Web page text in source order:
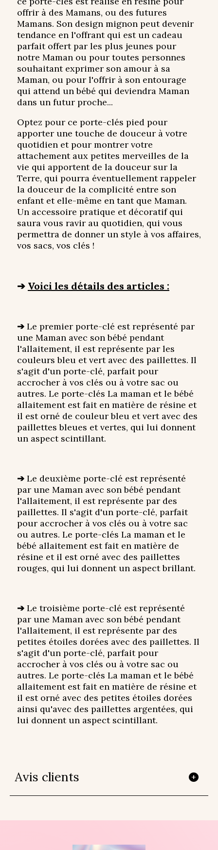
offrir à des Mamans, ou des futures
Mamans. Son design mignon peut devenir
tendance en l'offrant qui est un cadeau
parfait offert par les plus jeunes pour
notre Maman ou pour toutes personnes
souhaitant exprimer son amour à sa
Maman, ou pour l'offrir à son entourage
qui attend un bébé qui deviendra Maman
dans un futur proche...
Optez pour ce porte-clés pied pour
apporter une touche de douceur à votre
quotidien et pour montrer votre
attachement aux petites merveilles de la
vie qui apportent de la douceur sur la
Terre, qui pourra éventuellement rappeler
la douceur de la complicité entre son
enfant et elle-même en tant que Maman.
Un accessoire pratique et décoratif qui
saura vous ravir au quotidien, qui vous
permettra de donner un style à vos affaires,
vos sacs, vos clés !
➔ Voici les détails des articles :
➔ Le premier porte-clé est représenté par
une Maman avec son bébé pendant
l'allaitement, il est représente par les
couleurs bleu et vert avec des paillettes. Il
s'agit d'un porte-clé, parfait pour
accrocher à vos clés ou à votre sac ou
autres. Le porte-clés La maman et le bébé
allaitement est fait en matière de résine et
il est orné de couleur bleu et vert avec des
paillettes bleues et vertes, qui lui donnent
un aspect scintillant.
➔ Le deuxième porte-clé est représenté
par une Maman avec son bébé pendant
l'allaitement, il est représente par des
paillettes. Il s'agit d'un porte-clé, parfait
pour accrocher à vos clés ou à votre sac
ou autres. Le porte-clés La maman et le
bébé allaitement est fait en matière de
résine et il est orné avec des paillettes
rouges, qui lui donnent un aspect brillant.
➔ Le troisième porte-clé est représenté
par une Maman avec son bébé pendant
l'allaitement, il est représente par des
petites étoiles dorées avec des paillettes. Il
s'agit d'un porte-clé, parfait pour
accrocher à vos clés ou à votre sac ou
autres. Le porte-clés La maman et le bébé
allaitement est fait en matière de résine et
il est orné avec des petites étoiles dorées
ainsi qu'avec des paillettes argentées, qui
lui donnent un aspect scintillant.
Avis clients